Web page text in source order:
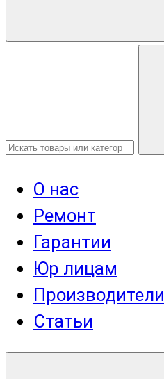
О нас
Ремонт
Гарантии
Юр лицам
Производители
Статьи